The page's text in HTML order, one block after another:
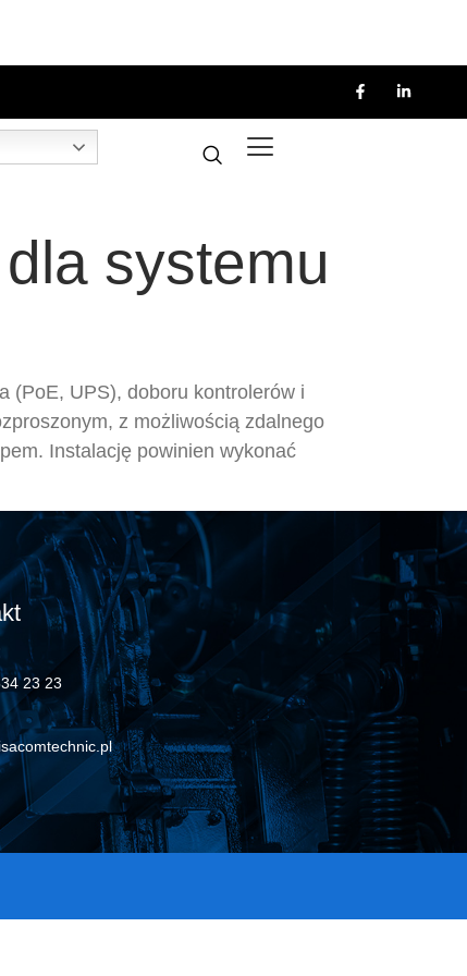
systemu
(PoE, UPS), doboru kontrolerów i
z możliwością zdalnego
Instalację powinien wykonać
23 23